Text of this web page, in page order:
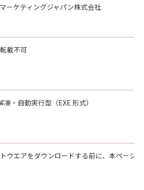
ーケティングジャパン株式会社
載不可
・自動実行型（EXE 形式）
ウエアをダウンロードする前に、本ページ